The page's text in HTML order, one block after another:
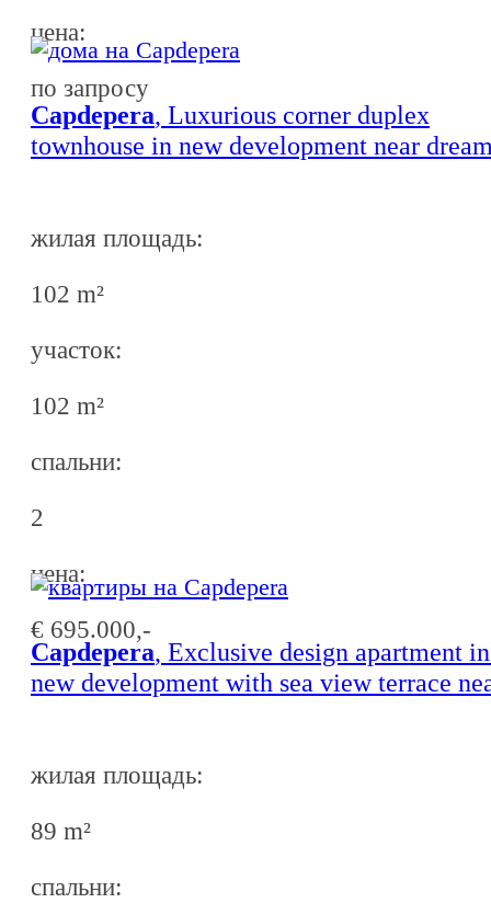
ценa:
по запросу
Capdepera, Luxurious corner duplex
townhouse in new development near
жилая площадь:
102 m²
участок:
102 m²
спальни:
2
ценa:
€ 695.000,-
Capdepera, Exclusive design apartment
new development with sea view terrace
жилая площадь:
89 m²
спальни: